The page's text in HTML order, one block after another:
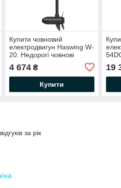
Купити човновий
електродвигун Haswing W-
20. Недорогі човнові
W-20 для рибалки
4 674₴
Купити
19
за рік